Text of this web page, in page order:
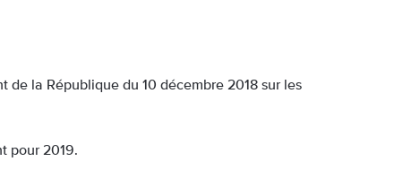
de la République du 10 décembre 2018 sur les
pour 2019.